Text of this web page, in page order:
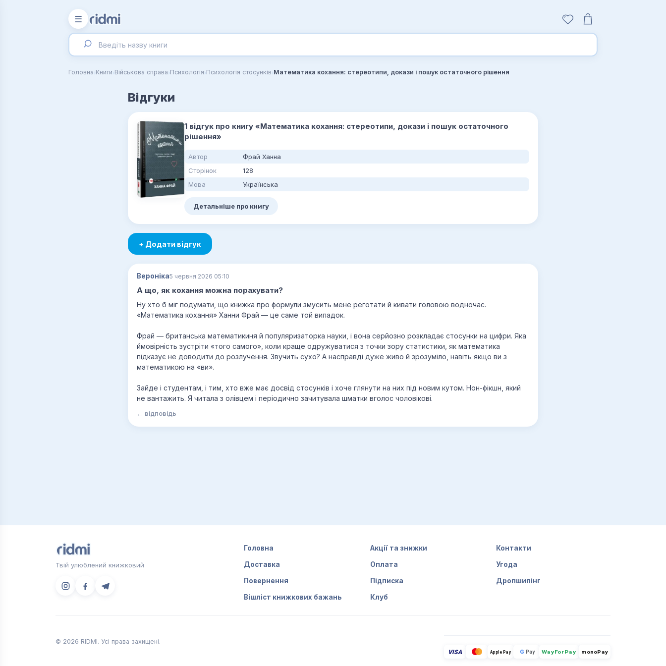
☰
Головна›Книги›Військова справа›Психологія›Психологія стосунків›Математика кохання: стереотипи, докази і пошук остаточного рішення
Відгуки
1 відгук про книгу «Математика кохання: стереотипи, докази і пошук остаточного
рішення»
Автор
Фрай Ханна
Сторінок
128
Мова
Українська
Детальніше про книгу
+ Додати відгук
Вероніка5 червня 2026 05:10
А що, як кохання можна порахувати?
Ну хто б міг подумати, що книжка про формули змусить мене реготати й кивати головою водночас.
«Математика кохання» Ханни Фрай — це саме той випадок.
Фрай — британська математикиня й популяризаторка науки, і вона серйозно розкладає стосунки на цифри. Яка
ймовірність зустріти «того самого», коли краще одружуватися з точки зору статистики, як математика
підказує не доводити до розлучення. Звучить сухо? А насправді дуже живо й зрозуміло, навіть якщо ви з
математикою на «ви».
Зайде і студентам, і тим, хто вже має досвід стосунків і хоче глянути на них під новим кутом. Нон-фікшн, який
не вантажить. Я читала з олівцем і періодично зачитувала шматки вголос чоловікові.
← відповідь
Твій улюблений книжковий
Головна Акції та знижки Контакти
Доставка Оплата Угода
Повернення Підписка Дропшипінг
Вішліст книжкових бажань Клуб
© 2026 RIDMI. Усі права захищені.
VISA Apple Pay G Pay WayForPay monoPay